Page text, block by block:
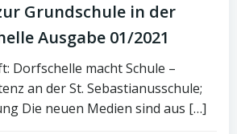
Grundschule in der
Ausgabe 01/2021
Dorfschelle macht Schule –
an der St. Sebastianusschule;
Die neuen Medien sind aus […]